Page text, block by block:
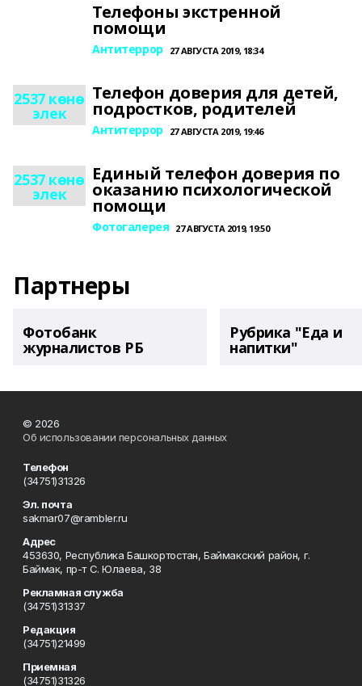
Телефоны экстренной
помощи
Антитеррор 27 АВГУСТА 2019, 18:34
2537 көнө
элек
Телефон доверия для детей,
подростков, родителей
Антитеррор 27 АВГУСТА 2019, 19:46
2537 көнө
элек
Единый телефон доверия по
оказанию психологической
помощи
Фотогалерея 27 АВГУСТА 2019, 19:50
Партнеры
Фотобанк
журналистов РБ
Рубрика "Еда и
напитки"
© 2026
Об использовании персональных данных
Телефон
(34751)31326
Эл. почта
sakmar07@rambler.ru
Адрес
453630, Республика Башкортостан, Баймакский район, г.
Баймак, пр-т С. Юлаева, 38
Рекламная служба
(34751)31337
Редакция
(34751)21499
Приемная
(34751)31326